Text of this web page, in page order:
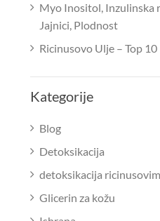
Myo Inositol, Inzulinska
Jajnici, Plodnost
Ricinusovo Ulje – Top
Kategorije
Blog
Detoksikacija
detoksikacija
Glicerin za kožu